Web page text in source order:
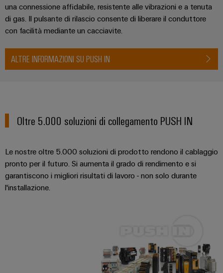
una connessione affidabile, resistente alle vibrazioni e a tenuta
di gas. Il pulsante di rilascio consente di liberare il conduttore
con facilità mediante un cacciavite.
ALTRE INFORMAZIONI SU PUSH IN
Oltre 5.000 soluzioni di collegamento PUSH IN
Le nostre oltre 5.000 soluzioni di prodotto rendono il cablaggio
pronto per il futuro. Si aumenta il grado di rendimento e si
garantiscono i migliori risultati di lavoro - non solo durante
l'installazione.